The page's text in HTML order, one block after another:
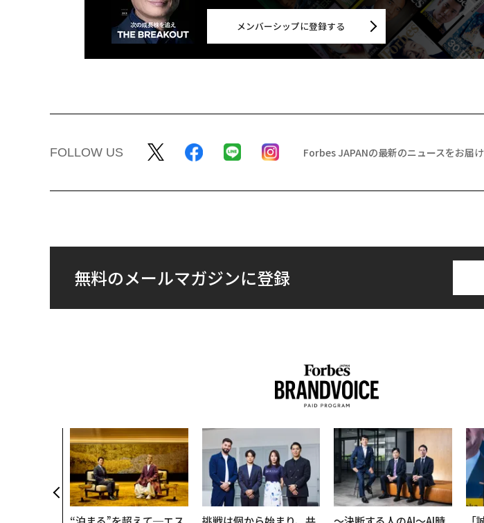
メンバーシップに登録する
FOLLOW US Forbes JAPANの最新のニュースをお届
無料のメールマガジンに登録